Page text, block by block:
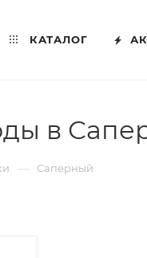
КАТАЛОГ
в
— Саперный